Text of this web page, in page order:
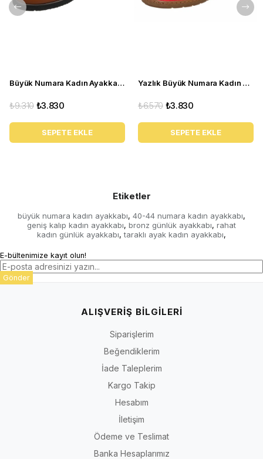
Büyük Numara Kadın Ayakkabı R8000 Taba
₺3.830
₺9.310
SEPETE EKLE
Yazlık Büyük Numara Kadın Babet Ayakkabı DRL7018 Kırmızı
₺3.830
₺6.570
SEPETE EKLE
Etiketler
büyük numara kadın ayakkabı, 40-44 numara kadın ayakkabı,
geniş kalıp kadın ayakkabı, bronz günlük ayakkabı, rahat
kadın günlük ayakkabı, taraklı ayak kadın ayakkabı,
E-bültenimize kayıt olun!
Gönder
ALIŞVERİŞ BİLGİLERİ
Siparişlerim
Beğendiklerim
İade Taleplerim
Kargo Takip
Hesabım
İletişim
Ödeme ve Teslimat
Banka Hesaplarımız